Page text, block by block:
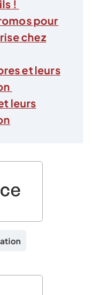
!
pour
chez
et leurs
leurs